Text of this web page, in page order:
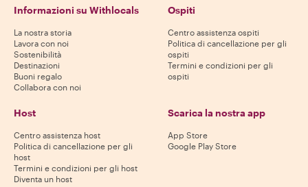
Informazioni su Withlocals
La nostra storia
Lavora con noi
Sostenibilità
Destinazioni
Buoni regalo
Collabora con noi
Ospiti
Centro assistenza ospiti
Politica di cancellazione per gli
ospiti
Termini e condizioni per gli
ospiti
Host
Centro assistenza host
Politica di cancellazione per gli
host
Termini e condizioni per gli host
Diventa un host
Scarica la nostra app
App Store
Google Play Store